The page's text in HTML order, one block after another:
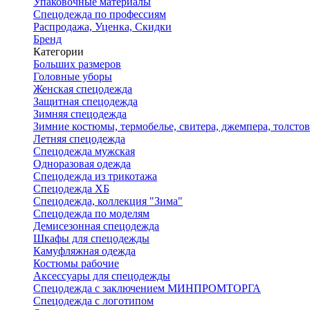
Спецодежда по профессиям
Распродажа, Уценка, Скидки
Бренд
Категории
Больших размеров
Головные уборы
Женская спецодежда
Защитная спецодежда
Зимняя спецодежда
Зимние костюмы, термобелье, свитера, джемпера,
Летняя спецодежда
Спецодежда мужская
Одноразовая одежда
Спецодежда из трикотажа
Спецодежда ХБ
Спецодежда, коллекция "Зима"
Спецодежда по моделям
Демисезонная спецодежда
Шкафы для спецодежды
Камуфляжная одежда
Костюмы рабочие
Аксессуары для спецодежды
Спецодежда с заключением МИНПРОМТОРГА
Спецодежда с логотипом